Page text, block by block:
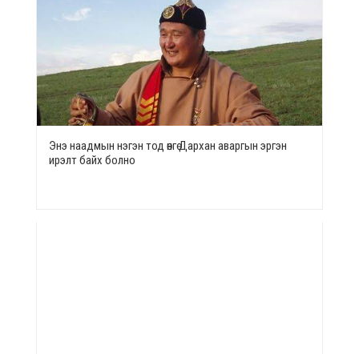
Энэ наадмын нэгэн тод өнгө Дархан аваргын эргэн
ирэлт байх болно